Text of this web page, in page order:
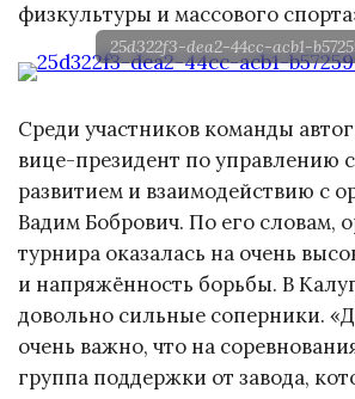
физкультуры и массового
25d322f3-dea2-44cc-acb1-
Среди участников команды
вице-президент по управлению
развитием и взаимодействию с
Вадим Бобрович. По его словам,
турнира оказалась на очень
и напряжённость борьбы. В
довольно сильные соперники.
очень важно, что на
группа поддержки от завода,